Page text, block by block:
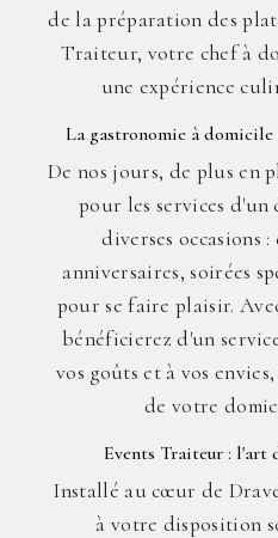
de la préparation des
Traiteur, votre chef à
une expérience
La gastronomie à domicile
De nos jours, de plus en
pour les services
diverses occasions
anniversaires, soirées
pour se faire plaisir.
bénéficierez d'un
vos goûts et à vos
de votre
Events Traiteur : l'art
Installé au cœur de
à votre disposition